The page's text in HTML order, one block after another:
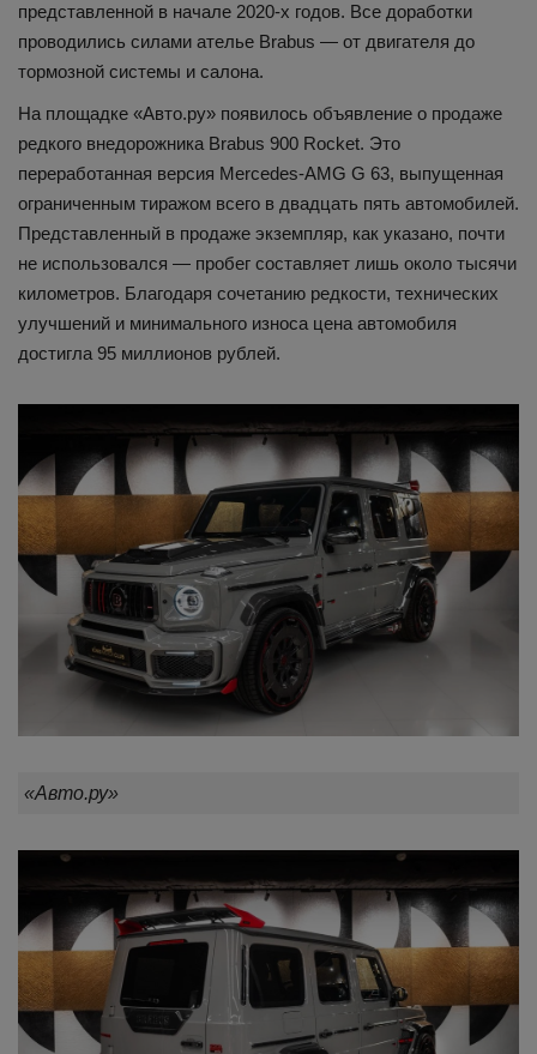
представленной в начале 2020-х годов. Все доработки
проводились силами ателье Brabus — от двигателя до
тормозной системы и салона.
На площадке «Авто.ру» появилось объявление о продаже
редкого внедорожника Brabus 900 Rocket. Это
переработанная версия Mercedes-AMG G 63, выпущенная
ограниченным тиражом всего в двадцать пять автомобилей.
Представленный в продаже экземпляр, как указано, почти
не использовался — пробег составляет лишь около тысячи
километров. Благодаря сочетанию редкости, технических
улучшений и минимального износа цена автомобиля
достигла 95 миллионов рублей.
«Авто.ру»